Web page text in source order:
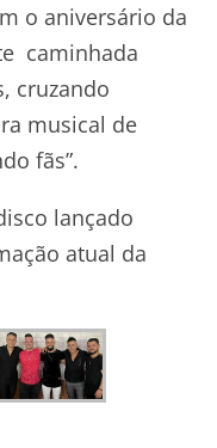
o aniversário da
caminhada
cruzando
musical de
fãs”.
lançado
atual da